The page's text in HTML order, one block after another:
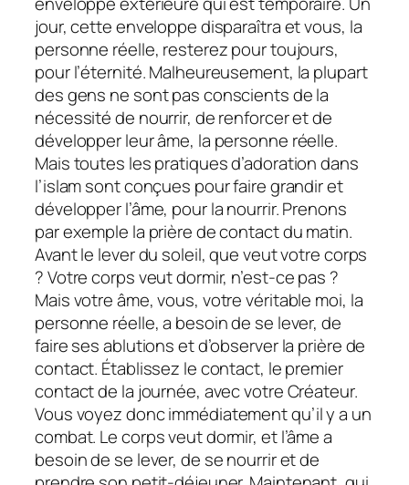
jour, cette enveloppe disparaîtra et vous, la
personne réelle, resterez pour toujours,
pour l’éternité. Malheureusement, la plupart
des gens ne sont pas conscients de la
nécessité de nourrir, de renforcer et de
développer leur âme, la personne réelle.
Mais toutes les pratiques d’adoration dans
l’islam sont conçues pour faire grandir et
développer l’âme, pour la nourrir. Prenons
par exemple la prière de contact du matin.
Avant le lever du soleil, que veut votre corps
? Votre corps veut dormir, n’est-ce pas ?
Mais votre âme, vous, votre véritable moi, la
personne réelle, a besoin de se lever, de
faire ses ablutions et d’observer la prière de
contact. Établissez le contact, le premier
contact de la journée, avec votre Créateur.
Vous voyez donc immédiatement qu’il y a un
combat. Le corps veut dormir, et l’âme a
besoin de se lever, de se nourrir et de